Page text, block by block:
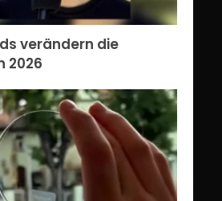
verändern die
2026